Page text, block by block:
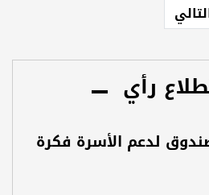
رأي
لدعم الأسرة فكرة